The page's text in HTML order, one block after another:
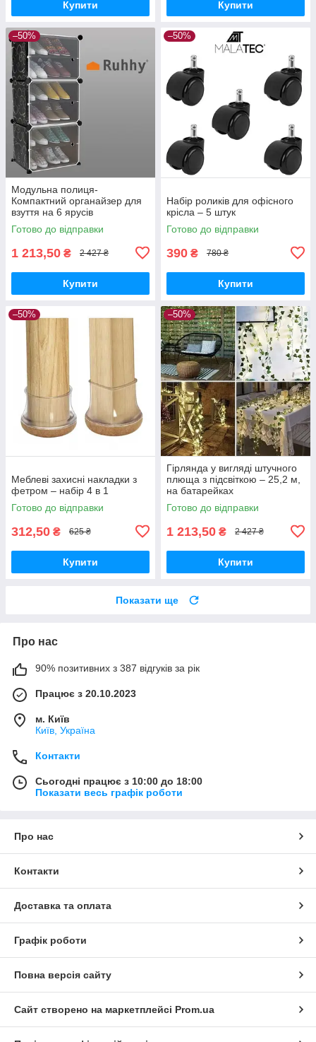
Купити Купити
–50%
Модульна полиця-
Компактний органайзер для
взуття на 6 ярусів
Готово до відправки
1 213,50 ₴ 2 427 ₴
Купити
–50%
Набір роликів для офісного
крісла – 5 штук
Готово до відправки
390 ₴ 780 ₴
Купити
–50%
Меблеві захисні накладки з
фетром – набір 4 в 1
Готово до відправки
312,50 ₴ 625 ₴
Купити
–50%
Гірлянда у вигляді штучного
плюща з підсвіткою – 25,2 м,
на батарейках
Готово до відправки
1 213,50 ₴ 2 427 ₴
Купити
Показати ще
Про нас
90% позитивних з 387 відгуків за рік
Працює з 20.10.2023
м. Київ
Київ, Україна
Контакти
Сьогодні працює з 10:00 до 18:00
Показати весь графік роботи
Про нас
Контакти
Доставка та оплата
Графік роботи
Повна версія сайту
Сайт створено на маркетплейсі Prom.ua